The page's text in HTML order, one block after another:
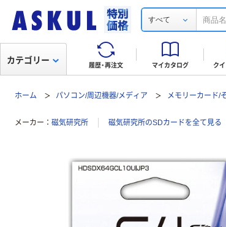
すべて
履歴・再注文 マイカタログ ク
カテゴリー
ホーム パソコン/周辺機器/メディア メモリーカード/
メーカー 磁気研究所 磁気研究所のSDカードを全て見る